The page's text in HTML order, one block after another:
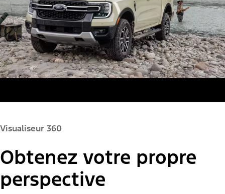
Visualiseur 360
Obtenez votre propre
perspective
Couleur de la peinture :